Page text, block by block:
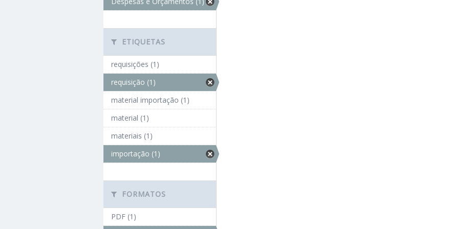
ETIQUETAS
requisições (1)
requisição (1)
material importação (1)
material (1)
materiais (1)
importação (1)
FORMATOS
PDF (1)